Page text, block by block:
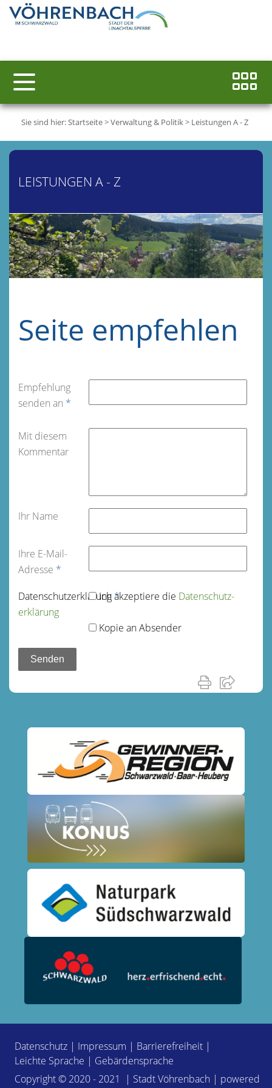
Sie sind hier:Startseite>Verwaltung & Politik> Leistungen A - Z
LEISTUNGEN A - Z
Seite empfehlen
Empfehlung
senden an *
Mit diesem
Kommentar
Ihr Name
Ihre E-Mail-
Adresse *
Datenschutz­erklärung*
Ich akzeptiere die Datenschutz­
erklärung
Kopie an Absender
Datenschutz | Impressum | Barrierefreiheit |
Leichte Sprache | Gebärdensprache
Copyright © 2020 - 2021 | Stadt Vöhrenbach | powered